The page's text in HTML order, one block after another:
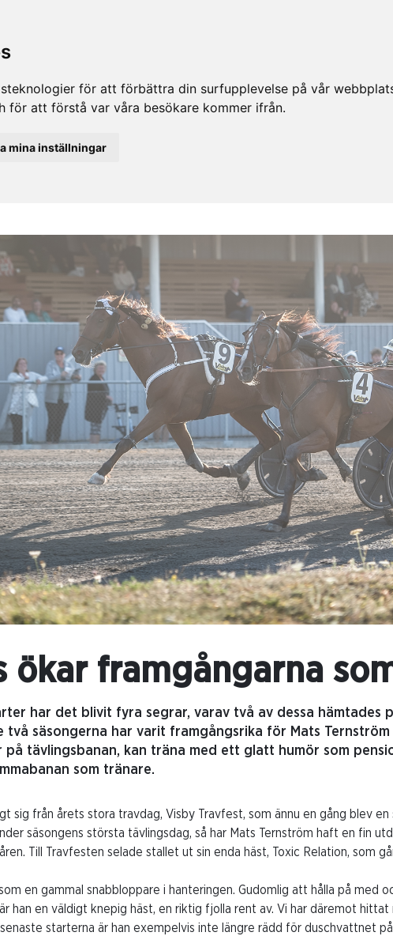
för att förbättra din surfupplevelse på vår
att förstå var våra besökare kommer ifrån.
mina inställningar
ökar framgångarna
har det blivit fyra segrar, varav två av dessa hämtades
två säsongerna har varit framgångsrika för Mats
på tävlingsbanan, kan träna med ett glatt humör som
som tränare.
sig från årets stora travdag, Visby Travfest, som ännu en gång blev
säsongens största tävlingsdag, så har Mats Ternström haft en fin
Till Travfesten selade stallet ut sin enda häst, Toxic Relation, som
en gammal snabbloppare i hanteringen. Gudomlig att hålla på med
han en väldigt knepig häst, en riktig fjolla rent av. Vi har däremot
starterna är han exempelvis inte längre rädd för duschvattnet